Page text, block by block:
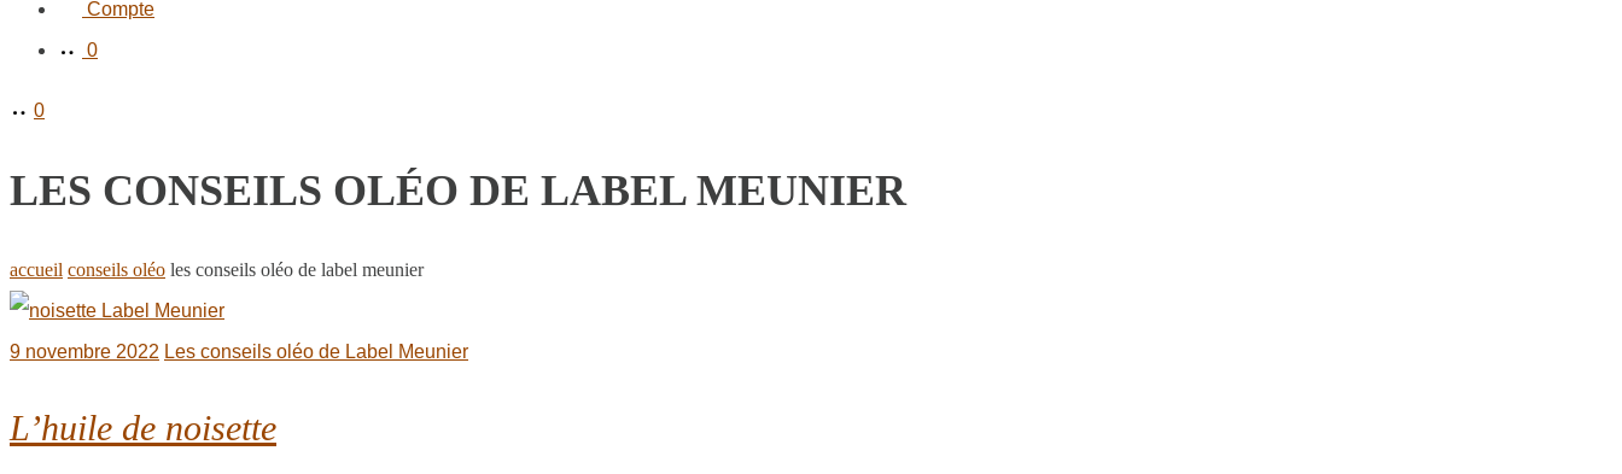
Compte
0
0
LES CONSEILS OLÉO DE LABEL MEUNIER
accueil conseils oléo les conseils oléo de label meunier
9 novembre 2022 Les conseils oléo de Label Meunier
L’huile de noisette